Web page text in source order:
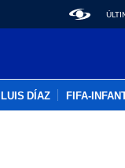
LUIS DÍAZ FIFA-